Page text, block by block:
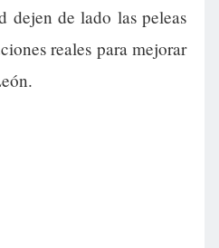
dejen de lado las peleas
reales para mejorar